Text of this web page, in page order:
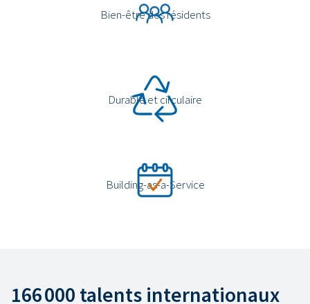
Bien-être des résidents
Durable et circulaire
Building-as-a-Service
166 000 talents internationaux